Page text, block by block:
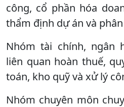
công, cổ phần hóa
thẩm định dự án và
Nhóm tài chính, ngân
liên quan hoàn thuế,
toán, kho quỹ và xử lý
Nhóm chuyên môn